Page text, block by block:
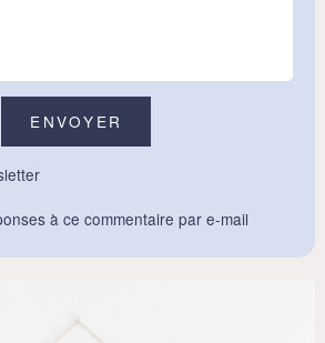
à ce commentaire par e-mail